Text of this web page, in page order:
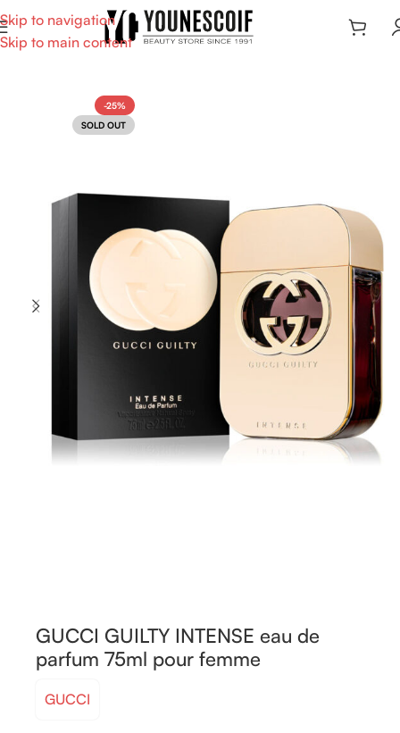
Skip to navigation
Skip to main content
-25%
SOLD OUT
GUCCI GUILTY INTENSE eau de
parfum 75ml pour femme
GUCCI